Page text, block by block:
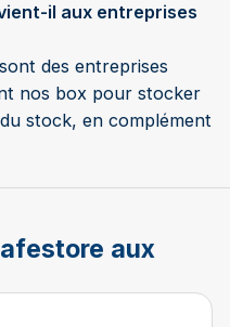
il aux entreprises
des entreprises
nos box pour stocker
stock, en complément
aux